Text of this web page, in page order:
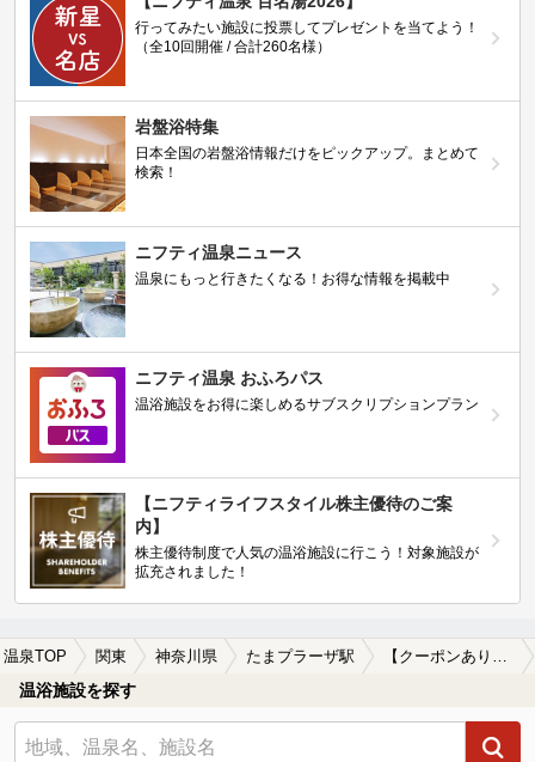
行ってみたい施設に投票してプレゼントを当てよう！
（全10回開催 / 合計260名様）
岩盤浴特集
日本全国の岩盤浴情報だけをピックアップ。まとめて
検索！
ニフティ温泉ニュース
温泉にもっと行きたくなる！お得な情報を掲載中
ニフティ温泉 おふろパス
温浴施設をお得に楽しめるサブスクリプションプラン
【ニフティライフスタイル株主優待のご案
内】
株主優待制度で人気の温浴施設に行こう！対象施設が
拡充されました！
温泉TOP 関東 神奈川県 たまプラーザ駅 【クーポンあり】漫画が楽しめるたまプラーザ駅近くの温泉、日帰り温泉、スーパー銭湯おすすめ
温浴施設を探す